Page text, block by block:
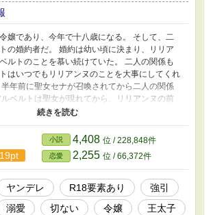
嬢であり、今年で十八歳になる。 そして、二
の婚約者だ。 婚約は幼い頃に決まり、リリア
ルトのことを慕い続けていた。 二人の関係も
はいつでもリリアンヌのことを大事にしてくれ
年前に聖女セナが召喚されてから二人の関係
ベルトは聖女が現れてから、リリアンヌの前
聖女セナに付くようにと王命を受けたのが理
ことを希望し、アルベルトとの婚姻を望むので
めてほしい」と言われてしまう。 リリアンヌ
投げやりになり、つい「お似合いね。お二人が
……」と口にしてしまった。 しかもそれを、
かれてしまい…… ※ムーンライトノベルズさ
ます。
小説 4,408 位 / 228,848件
恋愛 2,255 位 / 66,372件
ヤンデレ R18要素あり
強引
溺愛 切ない 令嬢
王太子